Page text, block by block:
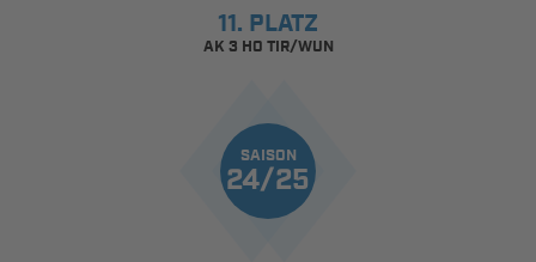
11. PLATZ
AK 3 HO TIR/WUN
SAISON
24/25